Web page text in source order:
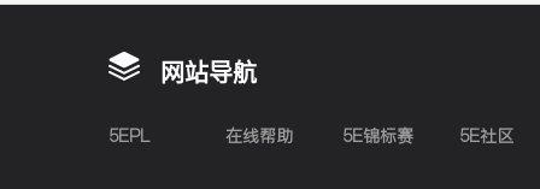
网站导航
5EPL 在线帮助 5E锦标赛 5E社区